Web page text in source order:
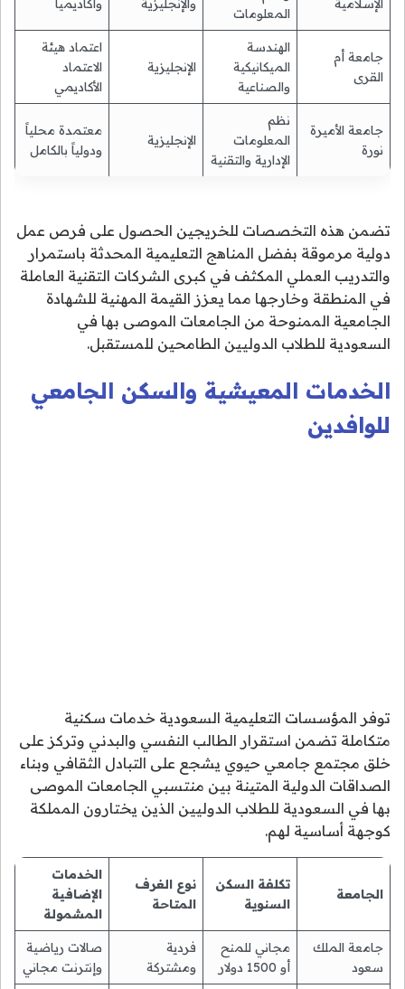
الإسلامية
المعلومات
والإنجليزية
وأكاديمياً
جامعة أم
القرى
الهندسة
الميكانيكية
والصناعية
الإنجليزية
اعتماد هيئة
الاعتماد
الأكاديمي
جامعة الأميرة
نورة
نظم
المعلومات
الإدارية والتقنية
الإنجليزية
معتمدة محلياً
ودولياً بالكامل
تضمن هذه التخصصات للخريجين الحصول على فرص عمل
دولية مرموقة بفضل المناهج التعليمية المحدثة باستمرار
والتدريب العملي المكثف في كبرى الشركات التقنية العاملة
في المنطقة وخارجها مما يعزز القيمة المهنية للشهادة
الجامعية الممنوحة من الجامعات الموصى بها في
السعودية للطلاب الدوليين الطامحين للمستقبل.
الخدمات المعيشية والسكن الجامعي
للوافدين
توفر المؤسسات التعليمية السعودية خدمات سكنية
متكاملة تضمن استقرار الطالب النفسي والبدني وتركز على
خلق مجتمع جامعي حيوي يشجع على التبادل الثقافي وبناء
الصداقات الدولية المتينة بين منتسبي الجامعات الموصى
بها في السعودية للطلاب الدوليين الذين يختارون المملكة
كوجهة أساسية لهم.
الجامعة
تكلفة السكن
السنوية
نوع الغرف
المتاحة
الخدمات
الإضافية
المشمولة
جامعة الملك
سعود
مجاني للمنح
أو 1500 دولار
فردية
ومشتركة
صالات رياضية
وإنترنت مجاني